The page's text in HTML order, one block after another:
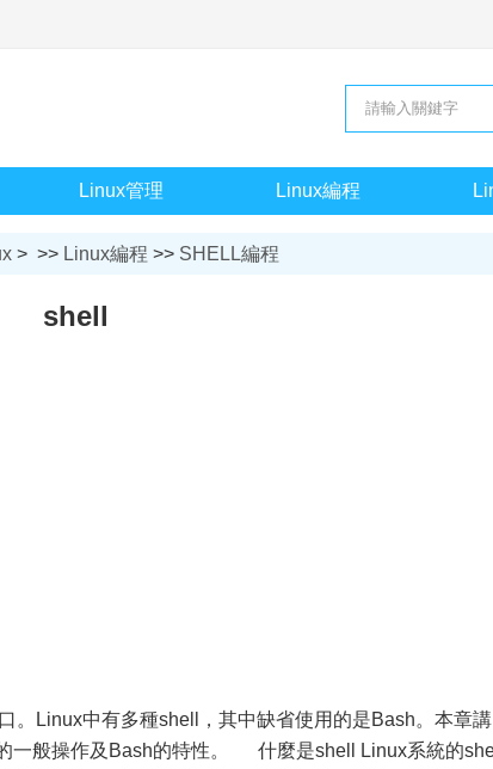
Linux管理 Linux編程
> >> Linux編程 >> SHELL編程
shell
。Linux中有多種shell，其中缺省使用的是Bash。本章講
一般操作及Bash的特性。 什麼是shell Linux系統的